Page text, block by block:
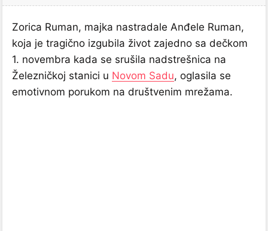
Zorica Ruman, majka nastradale Anđele Ruman,
koja je tragično izgubila život zajedno sa dečkom
1. novembra kada se srušila nadstrešnica na
Železničkoj stanici u Novom Sadu, oglasila se
emotivnom porukom na društvenim mrežama.